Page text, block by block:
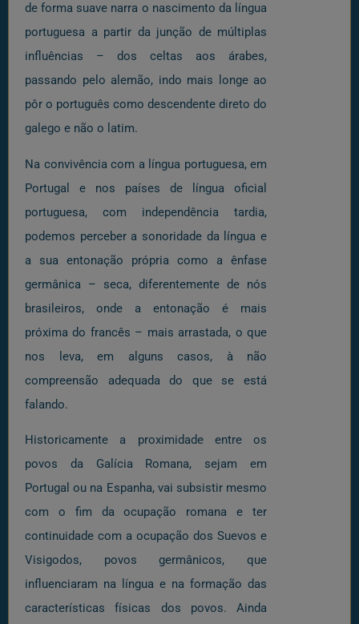
de forma suave narra o nascimento da língua
portuguesa a partir da junção de múltiplas
influências – dos celtas aos árabes,
passando pelo alemão, indo mais longe ao
pôr o português como descendente direto do
galego e não o latim.
Na convivência com a língua portuguesa, em
Portugal e nos países de língua oficial
portuguesa, com independência tardia,
podemos perceber a sonoridade da língua e
a sua entonação própria como a ênfase
germânica – seca, diferentemente de nós
brasileiros, onde a entonação é mais
próxima do francês – mais arrastada, o que
nos leva, em alguns casos, à não
compreensão adequada do que se está
falando.
Historicamente a proximidade entre os
povos da Galícia Romana, sejam em
Portugal ou na Espanha, vai subsistir mesmo
com o fim da ocupação romana e ter
continuidade com a ocupação dos Suevos e
Visigodos, povos germânicos, que
influenciaram na língua e na formação das
características físicas dos povos. Ainda